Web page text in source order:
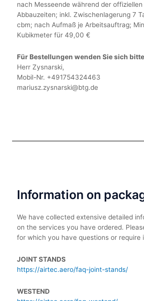
nach Messeende während der
Abbauzeiten; inkl. Zwischenlagerung 7
cbm; nach Aufmaß je Arbeitsauftrag;
Kubikmeter für 49,00 €
Für Bestellungen wenden Sie sich
Herr Zysnarski,
Mobil-Nr. +491754324463
mariusz.zysnarski@btg.de
Information on
We have collected extensive detailed
on the services you have ordered.
for which you have questions or require
JOINT STANDS
https://airtec.aero/faq-joint-stands/
WESTEND